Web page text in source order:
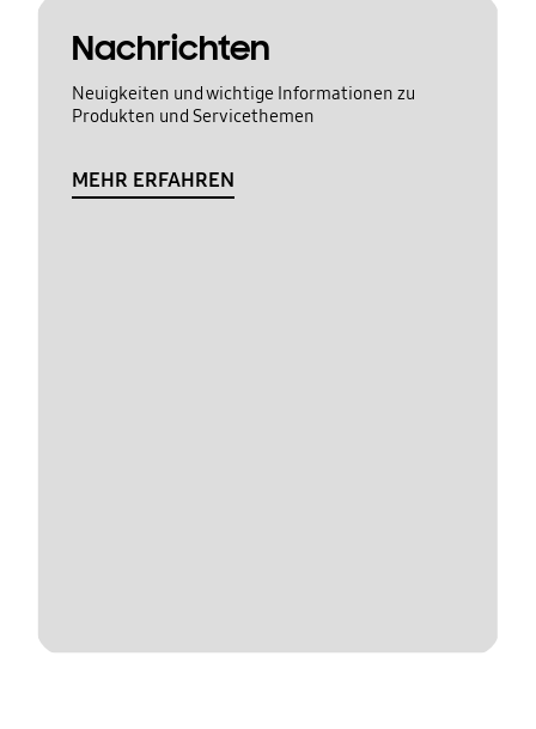
Nachrichten
Neuigkeiten und wichtige Informationen zu
Produkten und Servicethemen
MEHR ERFAHREN